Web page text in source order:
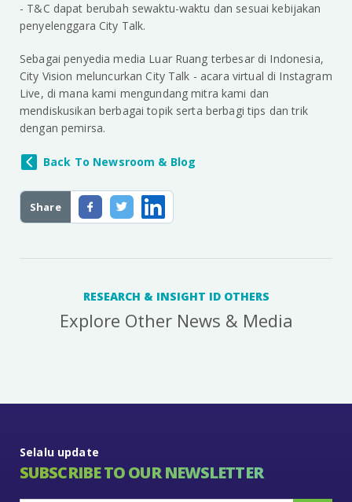
Share
- T&C dapat berubah sewaktu-waktu dan sesuai kebijakan
penyelenggara City Talk.
Sebagai penyedia media Luar Ruang terbesar di Indonesia,
City Vision meluncurkan City Talk - acara virtual di Instagram
Live, di mana kami mengundang mitra kami dan
mendiskusikan berbagai topik serta berbagi tips dan trik
dengan pemirsa.
Back To Newsroom & Blog
RESEARCH & INSIGHT ID OTHERS
Explore Other News & Media
Selalu update
SUBSCRIBE TO OUR NEWSLETTER